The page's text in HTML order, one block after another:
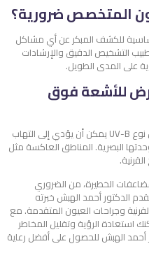
المتخصص ضرورية؟
للكشف المبكر عن أي مشاكل
التشخيص الدقيق والإرشادات
على المدى الطويل.
للأشعة فوق
التعرض المفرط للأشعة فوق البنفسجية من نوع UV-B يمكن أن يؤدي إلى التهاب
البصرية. المناطق العاكسة مثل
الخطيرة، من الضروري
الدكتور أحمد الهبش خبرته
وجراحات العيون المتقدمة. مع
استعادة الرؤية وتقليل المخاطر
الهبش للحصول على أفضل رعاية